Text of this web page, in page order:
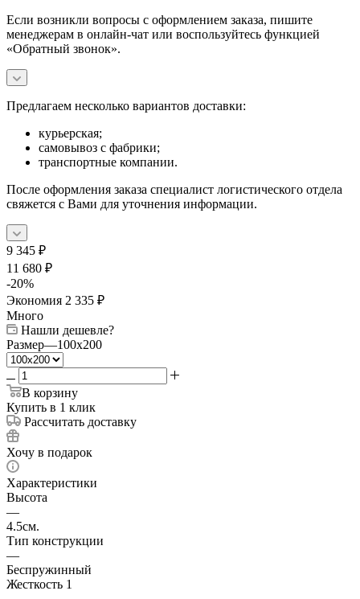
Если возникли вопросы с оформлением заказа, пишите
менеджерам в онлайн-чат или воспользуйтесь функцией
«Обратный звонок».
Предлагаем несколько вариантов доставки:
курьерская;
самовывоз с фабрики;
транспортные компании.
После оформления заказа специалист логистического отдела
свяжется с Вами для уточнения информации.
9 345 ₽
11 680 ₽
-20%
Экономия 2 335 ₽
Много
Нашли дешевле?
Размер—100x200
В корзину
Купить в 1 клик
Рассчитать доставку
Хочу в подарок
Характеристики
Высота
—
4.5см.
Тип конструкции
—
Беспружинный
Жесткость 1